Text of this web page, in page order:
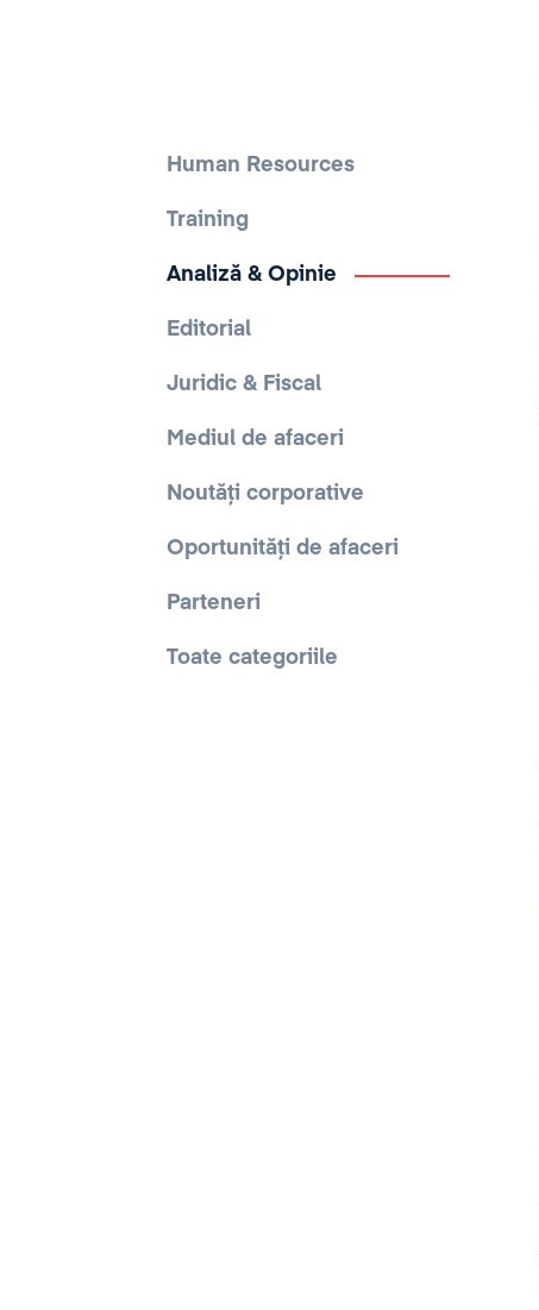
Human Resources
Training
Analiză & Opinie
Editorial
Juridic & Fiscal
Mediul de afaceri
Noutăți corporative
Oportunități de afaceri
Parteneri
Toate categoriile